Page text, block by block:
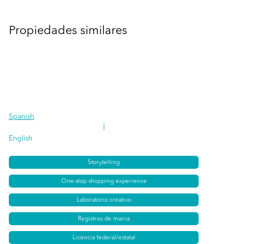
Propiedades similares
Spanish
English
Storytelling
One-stop shopping experience
Laboratorio creativo
Registros de marca
Licencia federal/estatal